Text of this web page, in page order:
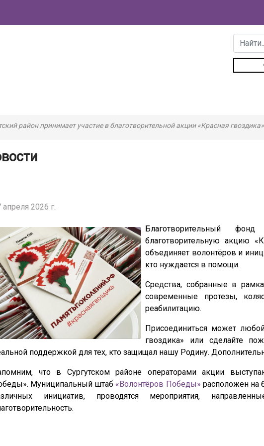
район принимает участие в благотворительной акции «Красная гвоздика»
апреля 2026 г.
Благотворительный
благотворительную акцию
объединяет волонтёров и
кто нуждается в помощи.
Средства, собранные в
современные протезы,
реабилитацию.
Присоединиться может
гвоздика» или сделайте
поддержкой для тех, кто защищал нашу Родину.
что в Сургутском районе операторами акции
Муниципальный штаб «Волонтёров Победы» расположен на
инициатив, проводятся мероприятия,